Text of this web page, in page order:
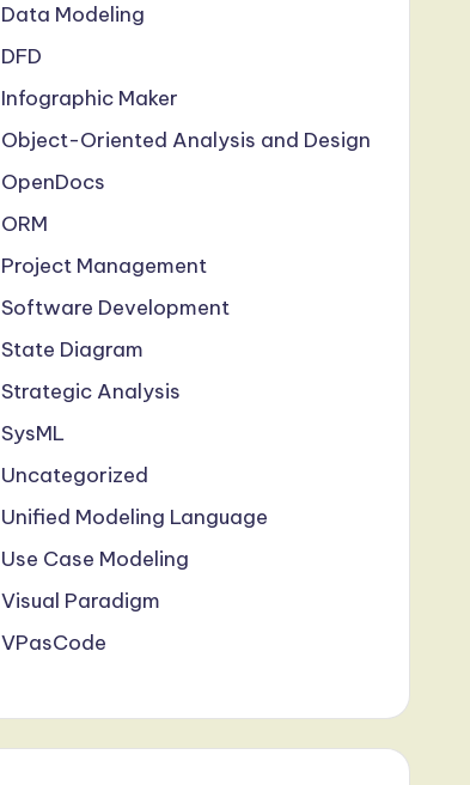
Data Modeling
DFD
Infographic Maker
Object-Oriented Analysis and Design
OpenDocs
ORM
Project Management
Software Development
State Diagram
Strategic Analysis
SysML
Uncategorized
Unified Modeling Language
Use Case Modeling
Visual Paradigm
VPasCode